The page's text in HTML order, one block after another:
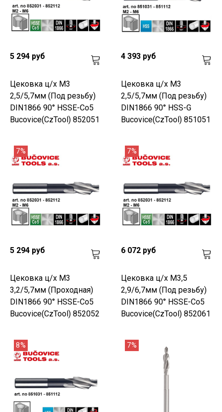
5 294 руб
Цековка ц/х M3
2,5/5,7мм (Под резьбу)
DIN1866 90° HSSE-Co5
Bucovice(CzTool) 852051
4 393 руб
Цековка ц/х M3
2,5/5,7мм (Под резьбу)
DIN1866 90° HSS-G
Bucovice(CzTool) 851051
7%
5 294 руб
Цековка ц/х M3
3,2/5,7мм (Проходная)
DIN1866 90° HSSE-Co5
Bucovice(CzTool) 852052
7%
6 072 руб
Цековка ц/х M3,5
2,9/6,7мм (Под резьбу)
DIN1866 90° HSSE-Co5
Bucovice(CzTool) 852061
8% 7%